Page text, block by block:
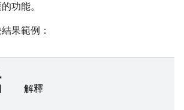
功能。
果範例：
解釋